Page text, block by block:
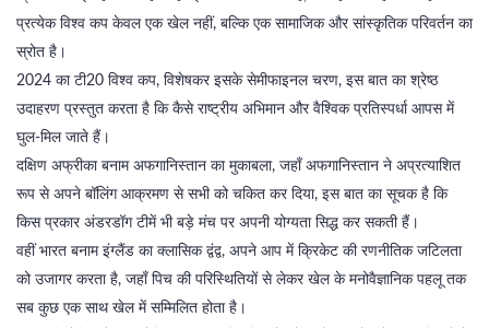
प्रत्येक विश्व कप केवल एक खेल नहीं, बल्कि एक सामाजिक और सांस्कृतिक परिवर्तन का
स्रोत है।
2024 का टी20 विश्व कप, विशेषकर इसके सेमीफाइनल चरण, इस बात का श्रेष्ठ
उदाहरण प्रस्तुत करता है कि कैसे राष्ट्रीय अभिमान और वैश्विक प्रतिस्पर्धा आपस में
घुल-मिल जाते हैं।
दक्षिण अफ्रीका बनाम अफगानिस्तान का मुकाबला, जहाँ अफगानिस्तान ने अप्रत्याशित
रूप से अपने बॉलिंग आक्रमण से सभी को चकित कर दिया, इस बात का सूचक है कि
किस प्रकार अंडरडॉग टीमें भी बड़े मंच पर अपनी योग्यता सिद्ध कर सकती हैं।
वहीं भारत बनाम इंग्लैंड का क्लासिक द्वंद्व, अपने आप में क्रिकेट की रणनीतिक जटिलता
को उजागर करता है, जहाँ पिच की परिस्थितियों से लेकर खेल के मनोवैज्ञानिक पहलू तक
सब कुछ एक साथ खेल में सम्मिलित होता है।